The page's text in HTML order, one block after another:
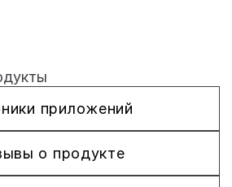
приложений
о продукте